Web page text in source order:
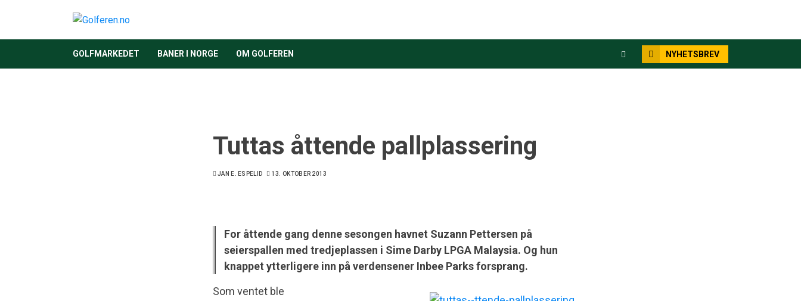
GOLFMARKEDET BANER I NORGE OM GOLFEREN NYHETSBREV
Tuttas åttende pallplassering
JAN E. ESPELID 13. OKTOBER 2013
For åttende gang denne sesongen havnet Suzann Pettersen på
seierspallen med tredjeplassen i Sime Darby LPGA Malaysia. Og hun
knappet ytterligere inn på verdensener Inbee Parks forsprang.
Som ventet ble